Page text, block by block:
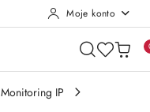
Moje konto
Monitoring IP